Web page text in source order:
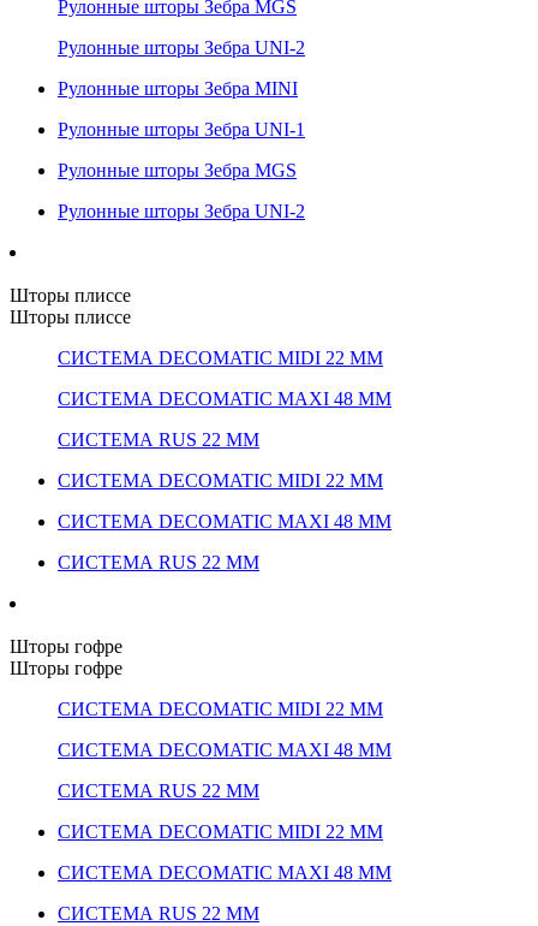
Рулонные шторы Зебра MGS
Рулонные шторы Зебра UNI-2
Рулонные шторы Зебра MINI
Рулонные шторы Зебра UNI-1
Рулонные шторы Зебра MGS
Рулонные шторы Зебра UNI-2
Шторы плиссе
Шторы плиссе
СИСТЕМА DECOMATIC MIDI 22 ММ
СИСТЕМА DECOMATIC MAXI 48 ММ
СИСТЕМА RUS 22 ММ
СИСТЕМА DECOMATIC MIDI 22 ММ
СИСТЕМА DECOMATIC MAXI 48 ММ
СИСТЕМА RUS 22 ММ
Шторы гофре
Шторы гофре
СИСТЕМА DECOMATIC MIDI 22 ММ
СИСТЕМА DECOMATIC MAXI 48 ММ
СИСТЕМА RUS 22 ММ
СИСТЕМА DECOMATIC MIDI 22 ММ
СИСТЕМА DECOMATIC MAXI 48 ММ
СИСТЕМА RUS 22 ММ